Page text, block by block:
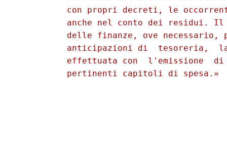
con propri decreti, le
anche nel conto dei residui.
delle finanze, ove necessario,
anticipazioni di  tesoreria,
effettuata con  l'emissione